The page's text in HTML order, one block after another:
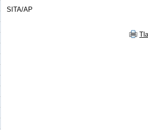
SITA/AP